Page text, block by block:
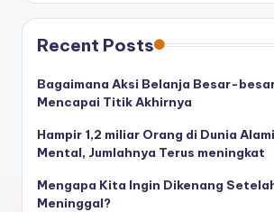
Recent Posts
Bagaimana Aksi Belanja Besar-
Mencapai Titik Akhirnya
Hampir 1,2 miliar Orang di Dunia
Mental, Jumlahnya Terus meningkat
Mengapa Kita Ingin Dikenang
Meninggal?